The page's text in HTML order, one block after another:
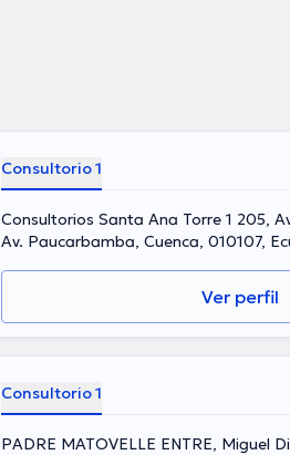
Consultorio 1
Consultorios Santa Ana Torre 1 205,
Av. Paucarbamba, Cuenca, 010107,
Ver perfil
Consultorio 1
PADRE MATOVELLE ENTRE, Miguel